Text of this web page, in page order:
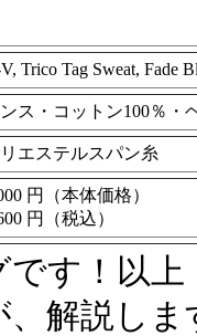
Trico Tag Sweat, Fade
ス・コットン100％・
エステルスパン糸
円（本体価格）
円（税込）
です！以
解説しま